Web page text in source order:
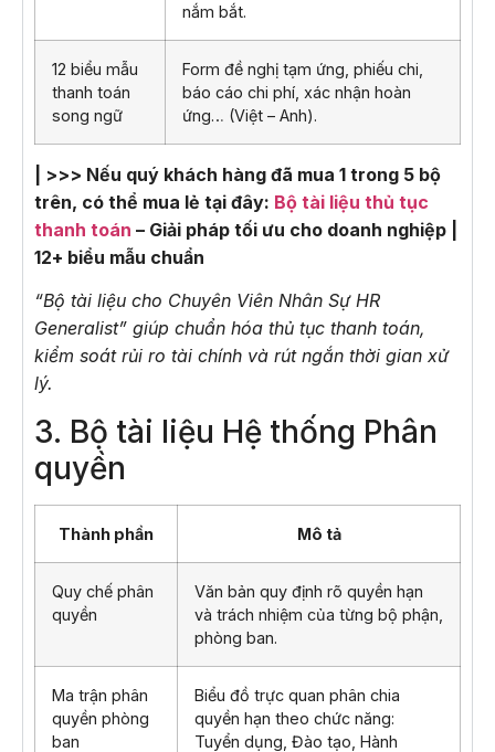
nắm bắt.
12 biểu mẫu
thanh toán
song ngữ
Form đề nghị tạm ứng, phiếu chi,
báo cáo chi phí, xác nhận hoàn
ứng… (Việt – Anh).
| >>> Nếu quý khách hàng đã mua 1 trong 5 bộ
trên, có thể mua lẻ tại đây: Bộ tài liệu thủ tục
thanh toán – Giải pháp tối ưu cho doanh nghiệp |
12+ biểu mẫu chuẩn
“Bộ tài liệu cho Chuyên Viên Nhân Sự HR
Generalist” giúp chuẩn hóa thủ tục thanh toán,
kiểm soát rủi ro tài chính và rút ngắn thời gian xử
lý.
3. Bộ tài liệu Hệ thống Phân
quyền
Thành phần Mô tả
Quy chế phân
quyền
Văn bản quy định rõ quyền hạn
và trách nhiệm của từng bộ phận,
phòng ban.
Ma trận phân
quyền phòng
ban
Biểu đồ trực quan phân chia
quyền hạn theo chức năng:
Tuyển dụng, Đào tạo, Hành